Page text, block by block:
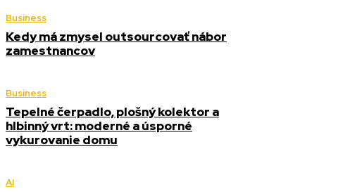
Business
Kedy má zmysel outsourcovať nábor
zamestnancov
Business
Tepelné čerpadlo, plošný kolektor a
hlbinný vrt: moderné a úsporné
vykurovanie domu
AI